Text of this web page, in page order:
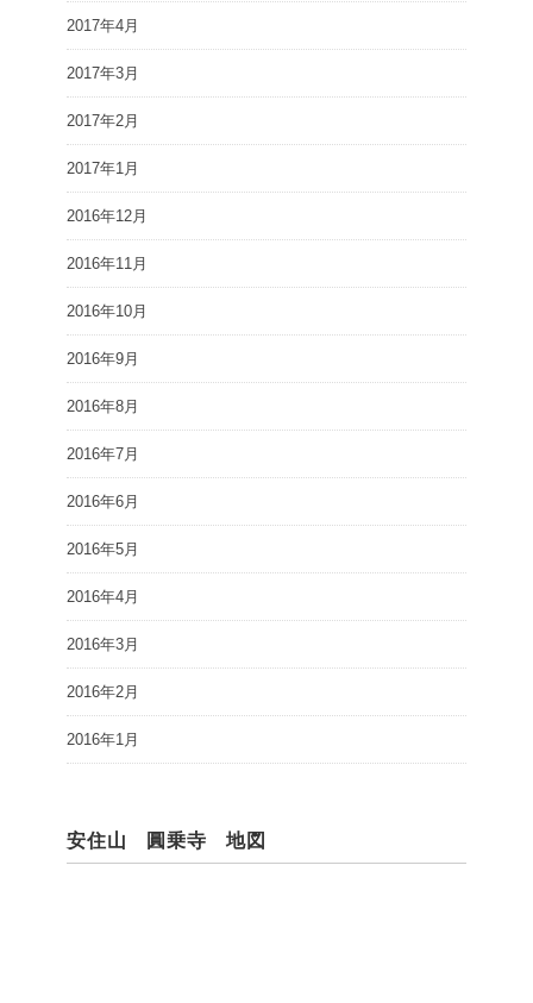
2017年4月
2017年3月
2017年2月
2017年1月
2016年12月
2016年11月
2016年10月
2016年9月
2016年8月
2016年7月
2016年6月
2016年5月
2016年4月
2016年3月
2016年2月
2016年1月
安住山 圓乗寺 地図